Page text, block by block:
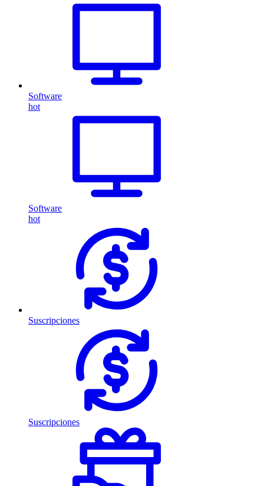
Software
hot
Software
hot
Suscripciones
Suscripciones